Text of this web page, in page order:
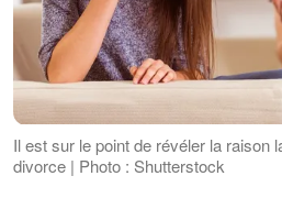
Il est sur le point de révéler la raison
divorce | Photo : Shutterstock